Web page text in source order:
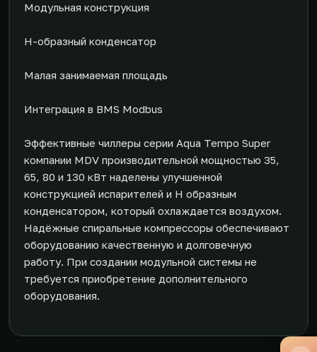
Модульная конструкция
H-образный конденсатор
Малая занимаемая площадь
Интеграция в BMS Modbus
Эффективные чиллеры серии Aqua Tempo Super
компании MDV производительной мощностью 35,
65, 80 и 130 кВт наделены улучшенной
конструкцией испарителей и Н образным
конденсатором, который охлаждается воздухом.
Надёжные спиральные компрессоры обеспечивают
оборудованию качественную и долговечную
работу. При создании модульной системы не
требуется приобретение дополнительного
оборудования.